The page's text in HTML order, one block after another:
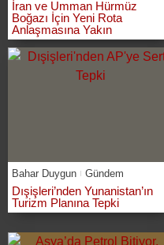
İran ve Umman Hürmüz
Boğazı İçin Yeni Rota
Anlaşmasına Yakın
Bahar Duygun Gündem
Dışişleri’nden Yunanistan’ın
Turizm Planına Tepki